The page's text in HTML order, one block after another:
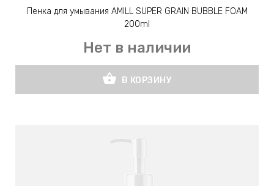
Пенка для умывания AMILL SUPER GRAIN BUBBLE FOAM
200ml
Нет в наличии
shopping_basket В КОРЗИНУ